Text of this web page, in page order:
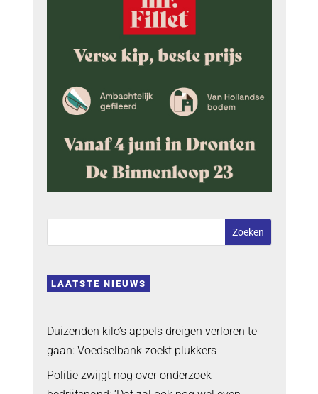
LAATSTE NIEUWS
Duizenden kilo’s appels dreigen verloren te
gaan: Voedselbank zoekt plukkers
Politie zwijgt nog over onderzoek